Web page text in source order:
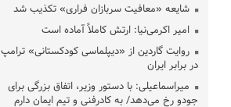
شایعه «معافیت سربازان فراری» تکذیب شد
امیر اکرمی‌نیا: ارتش کاملاً آماده است
روایت گاردین از «دیپلماسی کودکستانی» ترامپ
در برابر ایران
میراسماعیلی: با دستور وزیر، اتفاق بزرگی برای
جودو رخ می‌دهد/ به کادرفنی و تیم ایمان دارم